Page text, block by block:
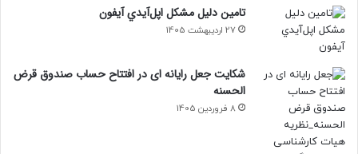
تامين دليل مشکل اپل‌آيدي آيفون
27 اردیبهشت 1405
شکایت جعل رایانه ای در افتتاح حساب صندوق قرض
الحسنه
8 فروردین 1405